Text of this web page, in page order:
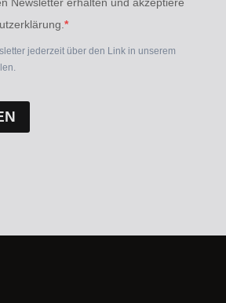
jederzeit über den Link in unserem